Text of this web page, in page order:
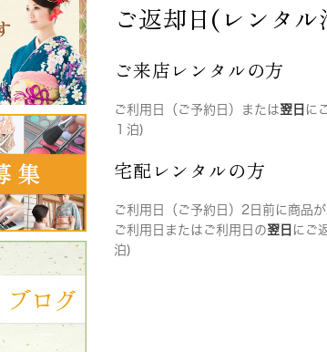
ご返却日(レンタ
ご来店レンタルの方
ご利用日（ご予約日）または翌日 に
１泊)
宅配レンタルの方
ご利用日（ご予約日）2日前に商品が
ご利用日またはご利用日の翌日 にご
泊)